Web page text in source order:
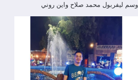
وسم ليفربول محمد صلاح واين روني